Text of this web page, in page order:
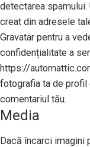
detectarea spamului.
creat din adresele
Gravatar pentru a
confidențialitate a
https://
fotografia ta de
comentariul tău.
Media
Dacă încarci imagini